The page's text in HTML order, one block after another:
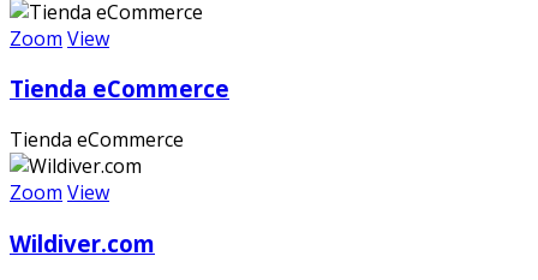
Zoom View
Tienda eCommerce
Tienda eCommerce
Zoom View
Wildiver.com